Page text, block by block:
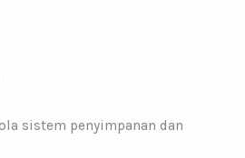
sistem penyimpanan dan